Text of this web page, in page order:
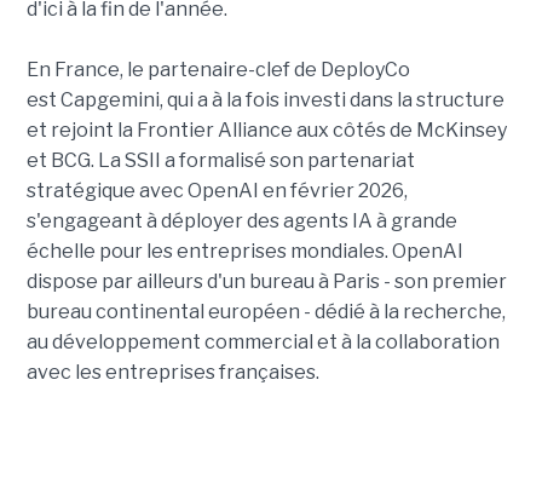
d'ici à la fin de l'année.
En France, le partenaire-clef de DeployCo
est Capgemini, qui a à la fois investi dans la structure
et rejoint la Frontier Alliance aux côtés de McKinsey
et BCG. La SSII a formalisé son partenariat
stratégique avec OpenAI en février 2026,
s'engageant à déployer des agents IA à grande
échelle pour les entreprises mondiales. OpenAI
dispose par ailleurs d'un bureau à Paris - son premier
bureau continental européen - dédié à la recherche,
au développement commercial et à la collaboration
avec les entreprises françaises.